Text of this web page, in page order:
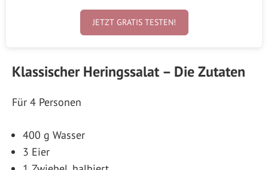
JETZT GRATIS TESTEN!
Klassischer Heringssalat – Die Zutaten
Für 4 Personen
400 g Wasser
3 Eier